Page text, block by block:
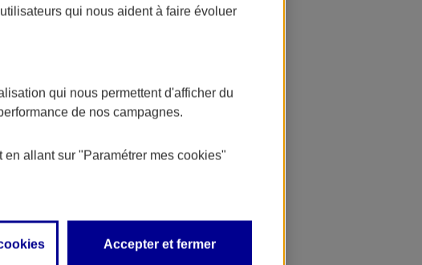
qui nous aident à faire évoluer
qui nous permettent d'afficher du
de nos campagnes.
en allant sur "Paramétrer mes cookies"
Accepter et fermer